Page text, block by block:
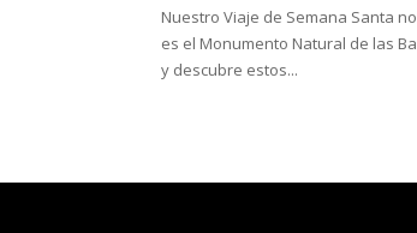
Nuestro Viaje de Semana Santa
es el Monumento Natural de las
y descubre estos...